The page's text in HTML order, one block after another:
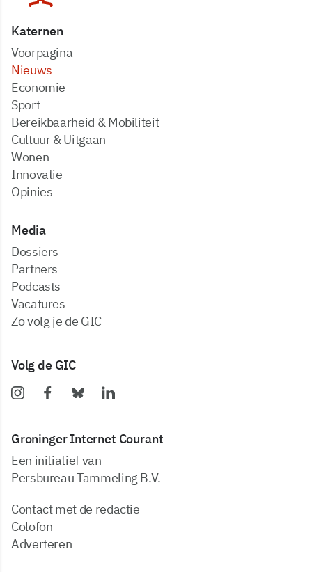
Katernen
Voorpagina
Nieuws
Economie
Sport
Bereikbaarheid & Mobiliteit
Cultuur & Uitgaan
Wonen
Innovatie
Opinies
Media
dossiers
partners
podcasts
vacatures
zo volg je de GIC
Volg de GIC
Groninger Internet Courant
Een initiatief van
Persbureau Tammeling B.V.
Contact met de redactie
Colofon
Adverteren